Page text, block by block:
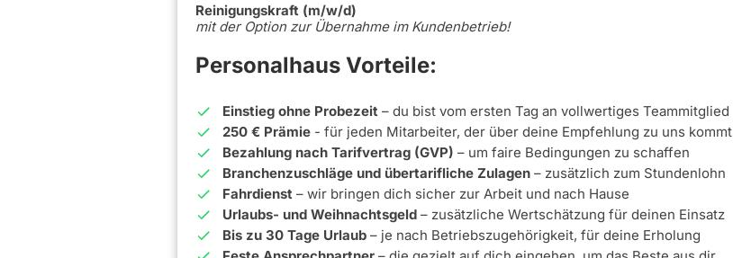
Reinigungskraft (m/w/d)
mit der Option zur Übernahme im Kundenbetrieb!
Personalhaus Vorteile:
Einstieg ohne Probezeit – du bist vom ersten Tag an vollwertiges Teammitglied
250 € Prämie - für jeden Mitarbeiter, der über deine Empfehlung zu uns kommt
Bezahlung nach Tarifvertrag (GVP) – um faire Bedingungen zu schaffen
Branchenzuschläge und übertarifliche Zulagen – zusätzlich zum Stundenlohn
Fahrdienst – wir bringen dich sicher zur Arbeit und nach Hause
Urlaubs- und Weihnachtsgeld – zusätzliche Wertschätzung für deinen Einsatz
Bis zu 30 Tage Urlaub – je nach Betriebszugehörigkeit, für deine Erholung